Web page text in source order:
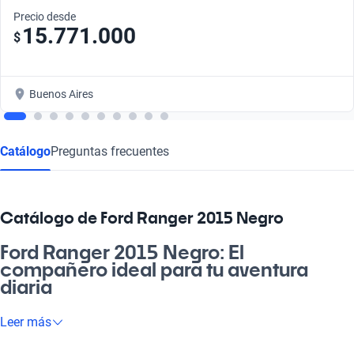
Precio desde
$ 15.771.000
Buenos Aires
CatálogoPreguntas frecuentes
Catálogo de Ford Ranger 2015 Negro
Ford Ranger 2015 Negro: El
compañero ideal para tu aventura
diaria
Descubrí la Ford Ranger 2015 Negro, un vehículo que no solo
Leer más